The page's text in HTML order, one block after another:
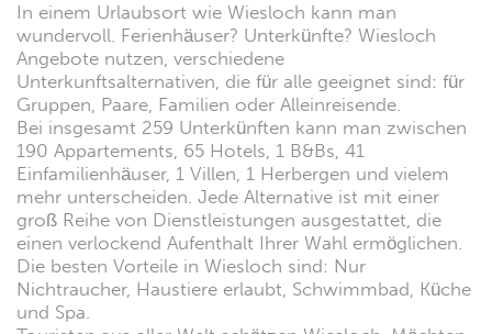
In einem Urlaubsort wie Wiesloch kann man
wundervoll. Ferienhäuser? Unterkünfte? Wiesloch
Angebote nutzen, verschiedene
Unterkunftsalternativen, die für alle geeignet sind: für
Gruppen, Paare, Familien oder Alleinreisende.
Bei insgesamt 259 Unterkünften kann man zwischen
190 Appartements, 65 Hotels, 1 B&Bs, 41
Einfamilienhäuser, 1 Villen, 1 Herbergen und vielem
mehr unterscheiden. Jede Alternative ist mit einer
groß Reihe von Dienstleistungen ausgestattet, die
einen verlockend Aufenthalt Ihrer Wahl ermöglichen.
Die besten Vorteile in Wiesloch sind: Nur
Nichtraucher, Haustiere erlaubt, Schwimmbad, Küche
und Spa.